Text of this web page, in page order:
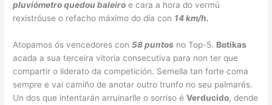
pluviómetro quedou baleiro e cara a hora do vermú
rexistróuse o refacho máximo do día con 14 km/h.
Atopamos ós vencedores con58 puntos no Top-5. Botikas
acada a sua terceira vitoria consecutiva para non ter que
compartir o liderato da competición. Semella tan forte coma
sempre e vai camiño de anotar outro trunfo no seu palmarés.
Un dos que intentarán arruinarlle o sorriso éVerducido, dende